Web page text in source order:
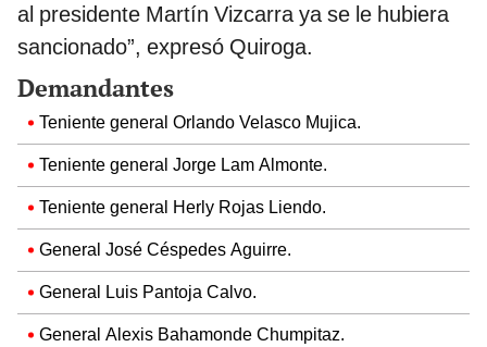
al presidente Martín Vizcarra ya se le hubiera
sancionado”, expresó Quiroga.
Demandantes
Teniente general Orlando Velasco Mujica.
Teniente general Jorge Lam Almonte.
Teniente general Herly Rojas Liendo.
General José Céspedes Aguirre.
General Luis Pantoja Calvo.
General Alexis Bahamonde Chumpitaz.